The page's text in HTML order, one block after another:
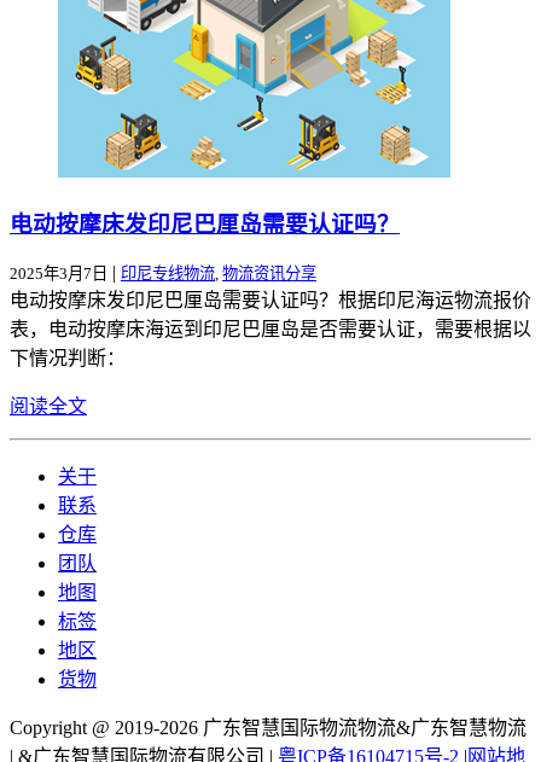
电动按摩床发印尼巴厘岛需要认证吗？
2025年3月7日 | 印尼专线物流 物流资讯分享
电动按摩床发印尼巴厘岛需要认证吗？根据印尼海运物流报价
表，电动按摩床海运到印尼巴厘岛是否需要认证，需要根据以
下情况判断：
阅读全文
关于
联系
仓库
团队
地图
标签
地区
货物
Copyright @ 2019-2026 广东智慧国际物流物流&广东智慧物流
| &广东智慧国际物流有限公司 | 粤ICP备16104715号-2 | 网站地